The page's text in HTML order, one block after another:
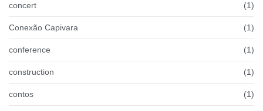
concert (1)
Conexão Capivara (1)
conference (1)
construction (1)
contos (1)